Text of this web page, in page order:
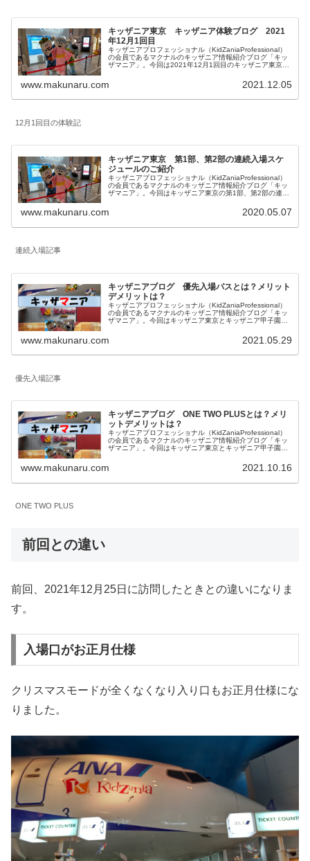
キッザニア東京 キッザニア体験ブログ 2021
年12月1回目
キッザニアプロフェッショナル（KidZaniaProfessional）
の会員であるマクナルのキッザニア情報紹介ブログ「キッ
ザマニア」。今回は2021年12月1回目のキッザニア東京体
www.makunaru.com 2021.12.05
12月1回目の体験記
キッザニア東京 第1部、第2部の連続入場スケ
ジュールのご紹介
キッザニアプロフェッショナル（KidZaniaProfessional）
の会員であるマクナルのキッザニア情報紹介ブログ「キッ
ザマニア」。今回はキッザニア東京の第1部、第2部の連続
www.makunaru.com 2020.05.07
連続入場記事
キッザニアブログ 優先入場パスとは？メリット
デメリットは？
キッザニアプロフェッショナル（KidZaniaProfessional）
の会員であるマクナルのキッザニア情報紹介ブログ「キッ
ザマニア」。今回はキッザニア東京とキッザニア甲子園の
ス」について内容とメリットデメリットを私見を含めてご
紹介します。
www.makunaru.com 2021.05.29
優先入場記事
キッザニアブログ ONE TWO PLUSとは？メリ
ットデメリットは？
キッザニアプロフェッショナル（KidZaniaProfessional）
の会員であるマクナルのキッザニア情報紹介ブログ「キッ
ザマニア」。今回はキッザニア東京とキッザニア甲子園の
とメリットデメリットを私見を含めてご紹介します。
www.makunaru.com 2021.10.16
ONE TWO PLUS
前回との違い
前回、2021年12月25日に訪問したときとの違いになりま
す。
入場口がお正月仕様
クリスマスモードが全くなくなり入り口もお正月仕様にな
りました。